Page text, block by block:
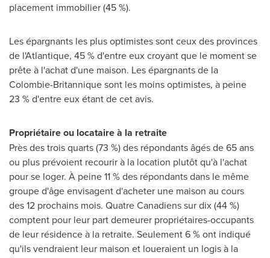
placement immobilier (45 %).
Les épargnants les plus optimistes sont ceux des provinces
de l'Atlantique, 45 % d'entre eux croyant que le moment se
prête à l'achat d'une maison. Les épargnants de la
Colombie-Britannique sont les moins optimistes, à peine
23 % d'entre eux étant de cet avis.
Propriétaire ou locataire à la retraite
Près des trois quarts (73 %) des répondants âgés de 65 ans
ou plus prévoient recourir à la location plutôt qu'à l'achat
pour se loger. À peine 11 % des répondants dans le même
groupe d'âge envisagent d'acheter une maison au cours
des 12 prochains mois. Quatre Canadiens sur dix (44 %)
comptent pour leur part demeurer propriétaires-occupants
de leur résidence à la retraite. Seulement 6 % ont indiqué
qu'ils vendraient leur maison et loueraient un logis à la